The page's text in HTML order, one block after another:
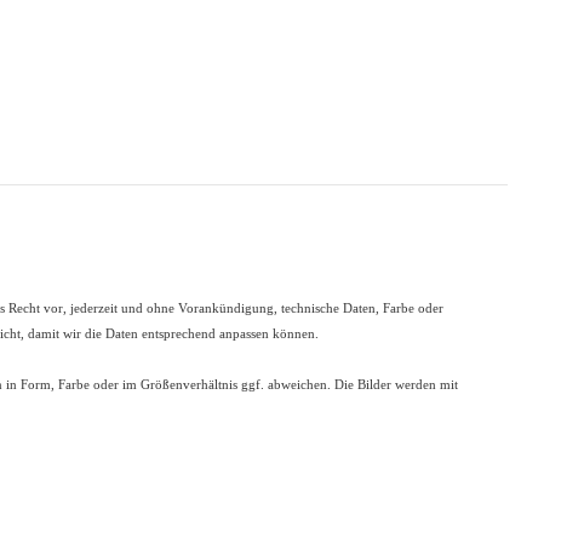
vor, jederzeit und ohne Vorankündigung, technische Daten, Farbe oder
damit wir die Daten entsprechend anpassen können.
Form, Farbe oder im Größenverhältnis ggf. abweichen. Die Bilder werden mit